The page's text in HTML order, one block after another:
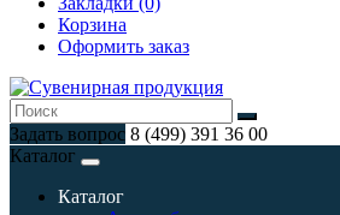
Корзина
Оформить заказ
Задать вопрос 8 (499) 391 36 00
Каталог
Каталог